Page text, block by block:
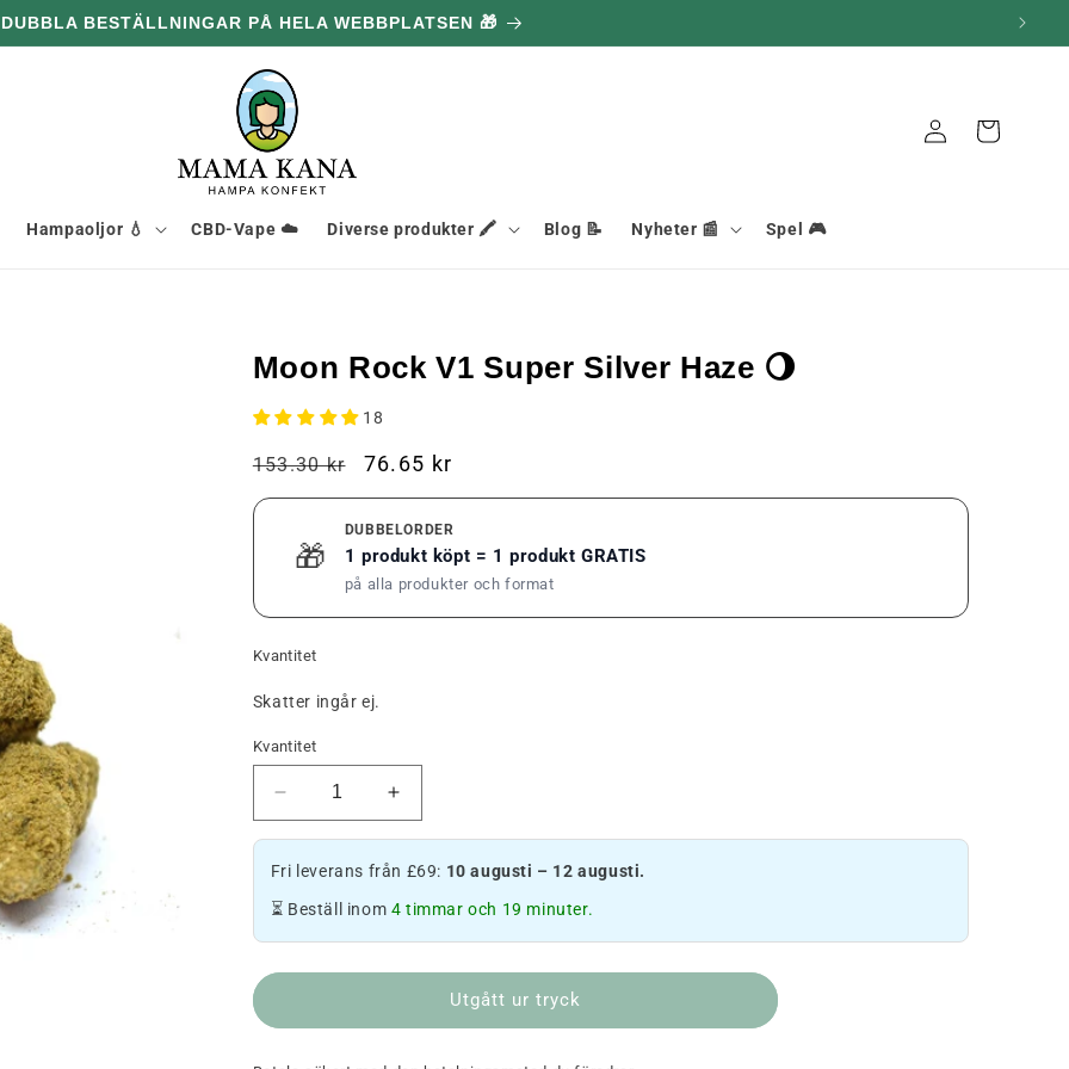
DUBBLA BESTÄLLNINGAR PÅ HELA WEBBPLATSEN 🎁
Hampaoljor 💧 CBD-Vape ☁️ Diverse produkter 🖍️ Blog 📝 Nyheter 📰 Spel 🎮
AnslutningKorg
Moon Rock V1 Super Silver Haze 🌖
18
Ordinarie
pris
153.30 kr Kampanjpris
76.65 kr
🎁
DUBBELORDER
1 produkt köpt = 1 produkt GRATIS
på alla produkter och format
Kvantitet
Skatter ingår ej.
Kvantitet
Minska
mängden
Rock
V1
Haze
Öka
mängden
Rock
V1
Haze
Fri leverans från £69: 10 augusti – 12 augusti.
⏳ Beställ inom 4 timmar och 19 minuter.
Utgått ur tryck